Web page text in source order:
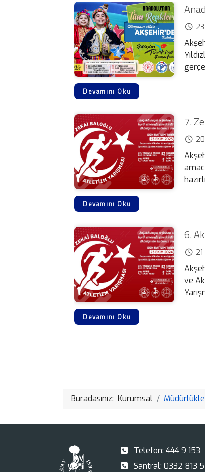
Devamını Oku
7.
Devamını Oku
6.
ve
Devamını Oku
Buradasınız: Kurumsal
Telefon: 444 9 153
Santral: 0332 813